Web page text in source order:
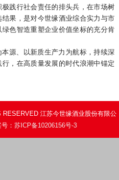
践行社会责任的排头兵，在市场树
果，是对今世缘酒业综合实力与市
色智造重塑企业价值坐标的充分肯
源、以新质生产力为航标，持续深
，在高质量发展的时代浪潮中锚定
江苏今世缘酒业股份有限公
： 苏ICP备10206156号-3